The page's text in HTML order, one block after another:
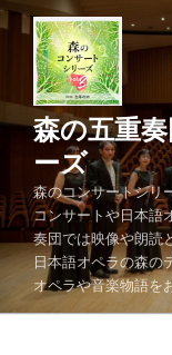
コ
ツ
キ
ッ
プ
森の五重
ーズ
森のコンサートシリ
コンサートや日本語
奏団では映像や朗読
日本語オペラの森の
オペラや音楽物語を